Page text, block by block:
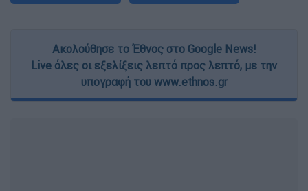
Ακολούθησε το Έθνος στο Google News!
Live όλες οι εξελίξεις λεπτό προς λεπτό, με την
υπογραφή του www.ethnos.gr